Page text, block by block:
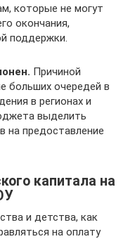
которые не могут
окончания,
поддержки.
Причиной
больших очередей в
в регионах и
выделить
на предоставление
капитала на
и детства, как
на оплату